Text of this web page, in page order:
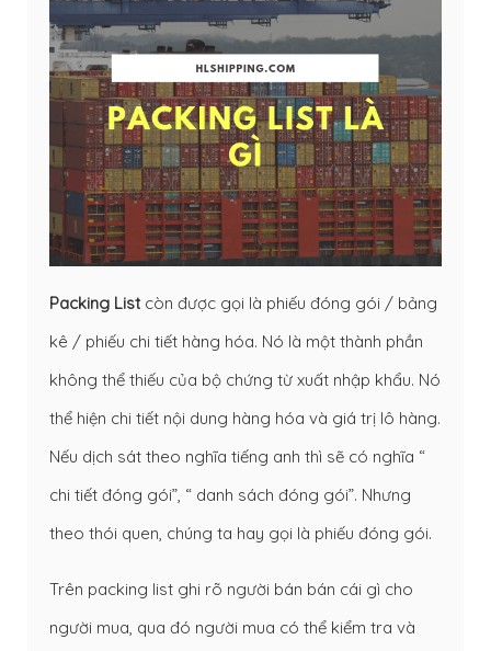
Packing List còn được gọi là phiếu đóng gói / bảng
kê / phiếu chi tiết hàng hóa. Nó là một thành phần
không thể thiếu của bộ chứng từ xuất nhập khẩu. Nó
thể hiện chi tiết nội dung hàng hóa và giá trị lô hàng.
Nếu dịch sát theo nghĩa tiếng anh thì sẽ có nghĩa “
chi tiết đóng gói”, “ danh sách đóng gói”. Nhưng
theo thói quen, chúng ta hay gọi là phiếu đóng gói.
Trên packing list ghi rõ người bán bán cái gì cho
người mua, qua đó người mua có thể kiểm tra và